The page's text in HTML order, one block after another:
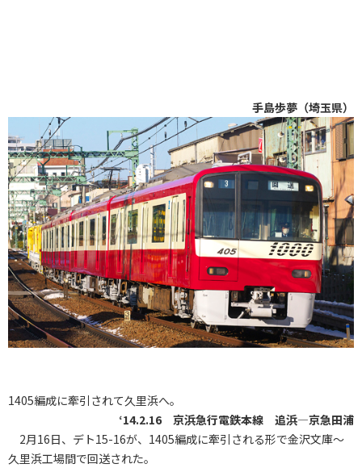
手島歩夢（埼玉県）
1405編成に牽引されて久里浜へ。
‘14.2.16 京浜急行電鉄本線 追浜―京急田浦
2月16日、デト15-16が、1405編成に牽引される形で金沢文庫～
久里浜工場間で回送された。